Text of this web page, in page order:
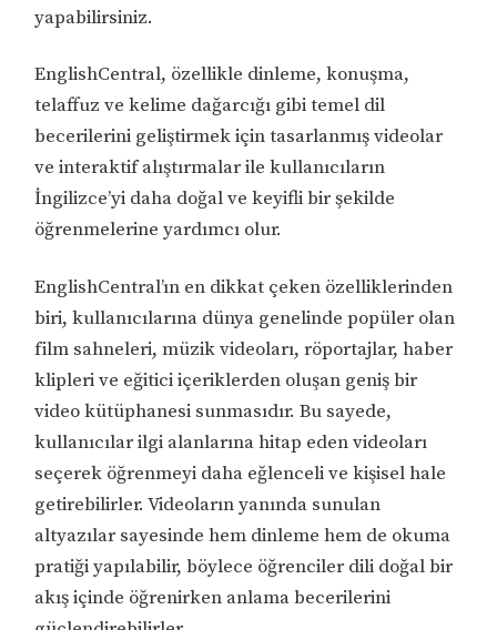
yapabilirsiniz.
EnglishCentral, özellikle dinleme, konuşma,
telaffuz ve kelime dağarcığı gibi temel dil
becerilerini geliştirmek için tasarlanmış videolar
ve interaktif alıştırmalar ile kullanıcıların
İngilizce’yi daha doğal ve keyifli bir şekilde
öğrenmelerine yardımcı olur.
EnglishCentral’ın en dikkat çeken özelliklerinden
biri, kullanıcılarına dünya genelinde popüler olan
film sahneleri, müzik videoları, röportajlar, haber
klipleri ve eğitici içeriklerden oluşan geniş bir
video kütüphanesi sunmasıdır. Bu sayede,
kullanıcılar ilgi alanlarına hitap eden videoları
seçerek öğrenmeyi daha eğlenceli ve kişisel hale
getirebilirler. Videoların yanında sunulan
altyazılar sayesinde hem dinleme hem de okuma
pratiği yapılabilir, böylece öğrenciler dili doğal bir
akış içinde öğrenirken anlama becerilerini